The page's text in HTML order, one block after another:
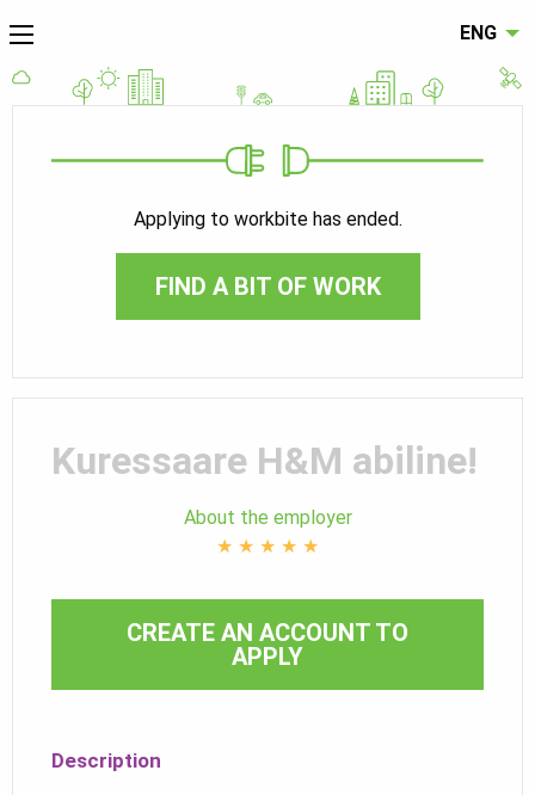
ENG
Applying to workbite has ended.
FIND A BIT OF WORK
Kuressaare H&M abiline!
About the employer
★ ★ ★ ★ ★
CREATE AN ACCOUNT TO
APPLY
Description